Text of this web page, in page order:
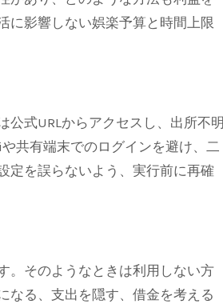
に影響しない娯楽予算と時間上限
式URLからアクセスし、出所不明
共有端末でのログインを避け、二
定を誤らないよう、実行前に再確
。そのようなときは利用しない方
なる、支出を隠す、借金を考える